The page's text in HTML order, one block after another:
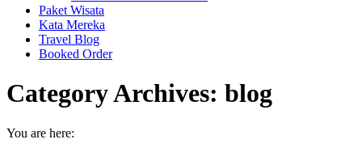
Paket Wisata
Kata Mereka
Travel Blog
Booked Order
Category Archives: blog
You are here: